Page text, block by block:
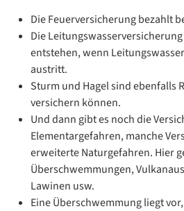
Die Feuerversicherung bezahlt
Die
entstehen, wenn
austritt.
Sturm und Hagel sind ebenfalls
versichern können.
Und dann gibt es noch die
Elementargefahren, manche
erweiterte Naturgefahren. Hier
Überschwemmungen,
Lawinen usw.
Eine Überschwemmung liegt